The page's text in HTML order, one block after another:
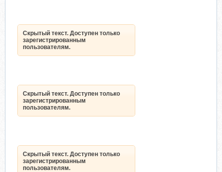
Скрытый текст. Доступен только
зарегистрированным
пользователям.
Скрытый текст. Доступен только
зарегистрированным
пользователям.
Скрытый текст. Доступен только
зарегистрированным
пользователям.